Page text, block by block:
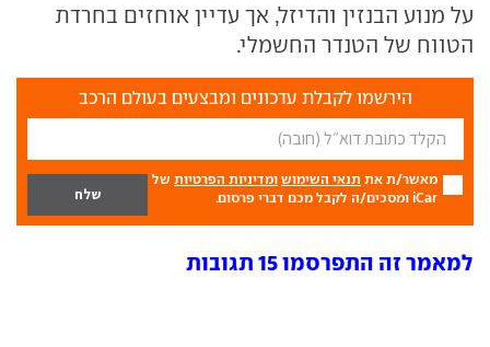
על מנוע הבנזין והדיזל, אך עדיין אוחזים בחרדת
הטווח של הטנדר החשמלי.
הירשמו לקבלת עדכונים ומבצעים בעולם הרכב
מאשר/ת את תנאי השימוש ומדיניות הפרטיות של
iCar ומסכים/ה לקבל מכם דברי פרסום.
למאמר זה התפרסמו 15 תגובות